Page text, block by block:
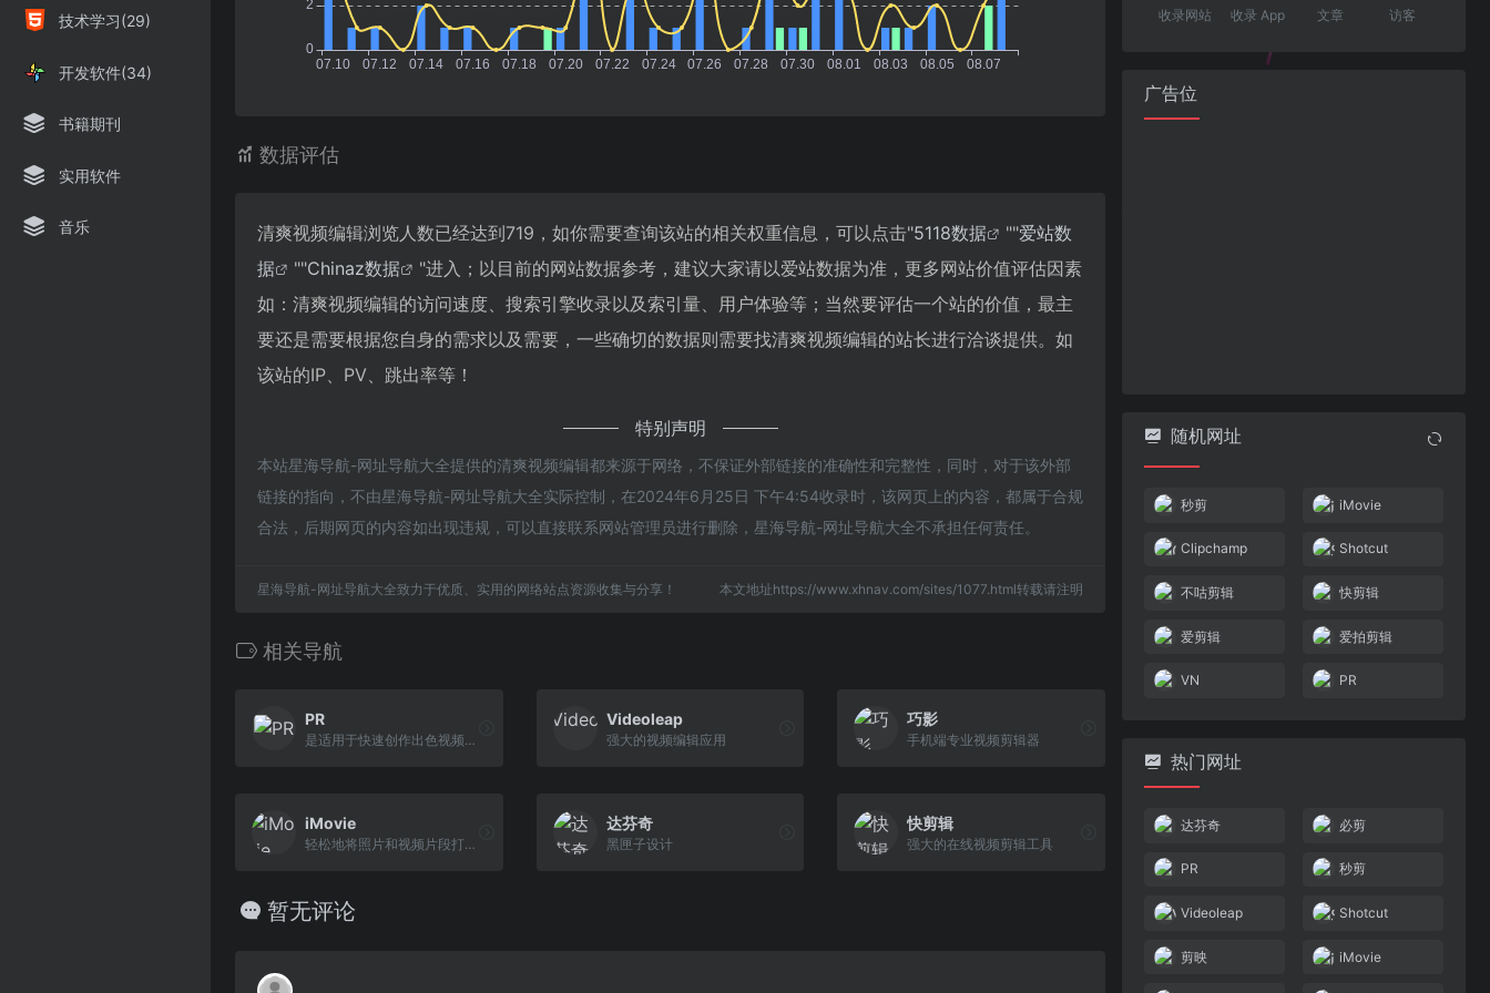
技术学习(29)
开发软件(34)
书籍期刊
实用软件
音乐
数据评估
清爽视频编辑浏览人数已经达到719，如你需要查询该站的相关权重信息，可以点击"5118数据 ""爱站数
据
""Chinaz数据
"进入；以目前的网站数据参考，建议大家请以爱站数据为准，更多网站价值评估因素
如：清爽视频编辑的访问速度、搜索引擎收录以及索引量、用户体验等；当然要评估一个站的价值，最主
要还是需要根据您自身的需求以及需要，一些确切的数据则需要找清爽视频编辑的站长进行洽谈提供。如
该站的IP、PV、跳出率等！
特别声明
本站星海导航-网址导航大全提供的清爽视频编辑都来源于网络，不保证外部链接的准确性和完整性，同时，对于该外部
链接的指向，不由星海导航-网址导航大全实际控制，在2024年6月25日 下午4:54收录时，该网页上的内容，都属于合规
合法，后期网页的内容如出现违规，可以直接联系网站管理员进行删除，星海导航-网址导航大全不承担任何责任。
星海导航-网址导航大全致力于优质、实用的网络站点资源收集与分享！ 本文地址https://www.xhnav.com/sites/1077.html转载请注明
相关导航
PR
是适用于快速创作出色视频的...
Videoleap
强大的视频编辑应用
巧影
手机端专业视频剪辑器
iMovie
轻松地将照片和视频片段打造...
达芬奇
黑匣子设计
快剪辑
强大的在线视频剪辑工具
暂无评论
收录网站 收录 App 文章 访客
广告位
随机网址
秒剪 iMovie
Clipchamp Shotcut
不咕剪辑 快剪辑
爱剪辑 爱拍剪辑
VN PR
热门网址
达芬奇 必剪
PR 秒剪
Videoleap Shotcut
剪映 iMovie